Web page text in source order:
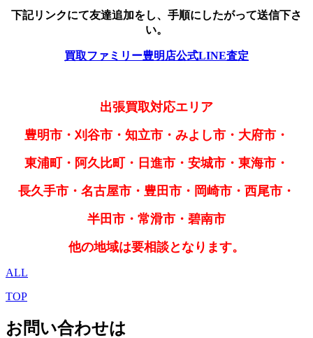
下記リンクにて友達追加をし、手順にしたがって送信下さ
い。
買取ファミリー豊明店公式LINE査定
出張買取対応エリア
豊明市・刈谷市・知立市・みよし市・大府市・
東浦町・阿久比町・日進市・安城市・東海市・
長久手市・名古屋市・豊田市・岡崎市・西尾市・
半田市・常滑市・碧南市
他の地域は要相談となります。
ALL
TOP
お問い合わせは